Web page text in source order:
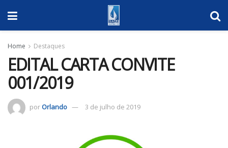
Home Destaques
EDITAL CARTA CONVITE
001/2019
porOrlando 3 de julho de 2019